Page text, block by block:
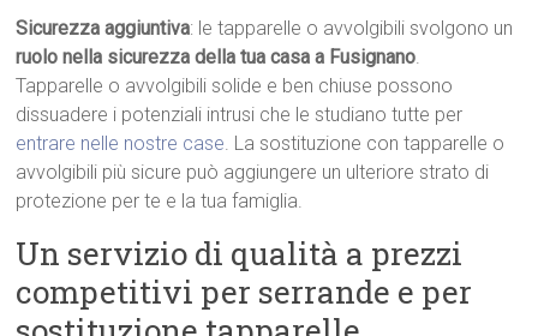
Sicurezza aggiuntiva: le tapparelle o avvolgibili svolgono un
ruolo nella sicurezza della tua casa a Fusignano.
Tapparelle o avvolgibili solide e ben chiuse possono
dissuadere i potenziali intrusi che le studiano tutte per
entrare nelle nostre case. La sostituzione con tapparelle o
avvolgibili più sicure può aggiungere un ulteriore strato di
protezione per te e la tua famiglia.
Un servizio di qualità a prezzi
competitivi per serrande e per